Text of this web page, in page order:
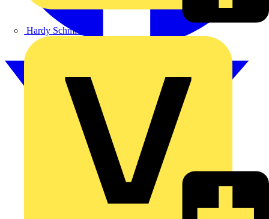
Hardy Schmitz